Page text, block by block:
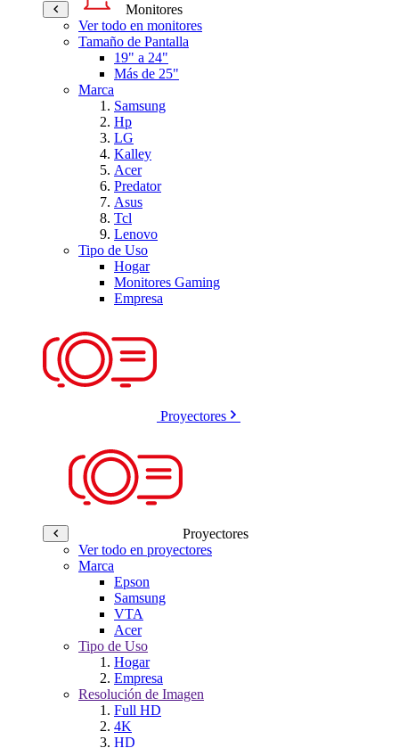
Monitores
Ver todo en monitores
Tamaño de Pantalla
19" a 24"
Más de 25"
Marca
Samsung
Hp
LG
Kalley
Acer
Predator
Asus
Tcl
Lenovo
Tipo de Uso
Hogar
Monitores Gaming
Empresa
Proyectores
Proyectores
Ver todo en proyectores
Marca
Epson
Samsung
VTA
Acer
Tipo de Uso
Hogar
Empresa
Resolución de Imagen
Full HD
4K
HD